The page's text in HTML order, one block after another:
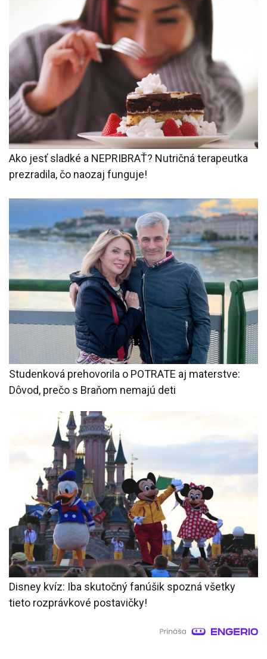
Ako jesť sladké a NEPRIBRAŤ? Nutričná terapeutka
prezradila, čo naozaj funguje!
Studenková prehovorila o POTRATE aj materstve:
Dôvod, prečo s Braňom nemajú deti
Disney kvíz: Iba skutočný fanúšik spozná všetky
tieto rozprávkové postavičky!